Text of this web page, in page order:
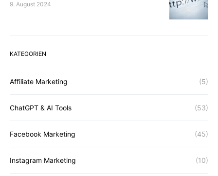
9. August 2024
KATEGORIEN
Affiliate Marketing (5)
ChatGPT & AI Tools (53)
Facebook Marketing (45)
Instagram Marketing (10)